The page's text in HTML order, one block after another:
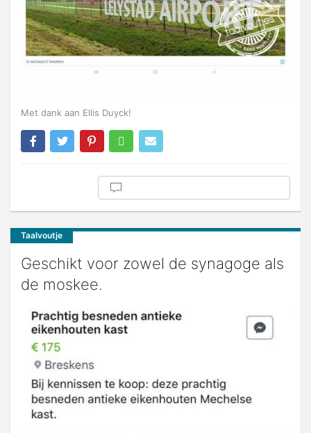
Met dank aan Ellis Duyck!
Taalvoutje
Geschikt voor zowel de synagoge als
de moskee.